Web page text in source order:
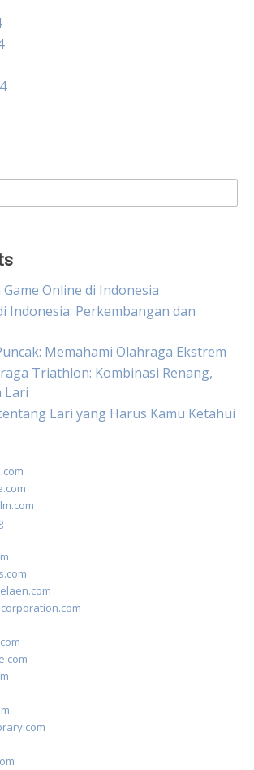
Online di Indonesia
Indonesia: Perkembangan dan
Memahami Olahraga Ekstrem
Triathlon: Kombinasi Renang,
Lari
Lari yang Harus Kamu Ketahui